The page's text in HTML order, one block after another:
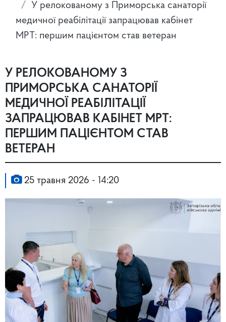
У релокованому з Приморська санаторії
медичної реабілітації запрацював кабінет
МРТ: першим пацієнтом став ветеран
У РЕЛОКОВАНОМУ З
ПРИМОРСЬКА САНАТОРІЇ
МЕДИЧНОЇ РЕАБІЛІТАЦІЇ
ЗАПРАЦЮВАВ КАБІНЕТ МРТ:
ПЕРШИМ ПАЦІЄНТОМ СТАВ
ВЕТЕРАН
25 травня 2026 - 14:20